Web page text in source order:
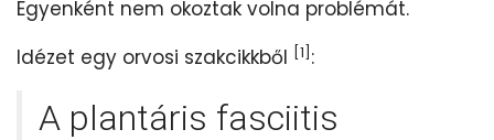
Egyenként nem okoztak volna problémát.
Idézet egy orvosi szakcikkből
[1] :
A plantáris fasciitis